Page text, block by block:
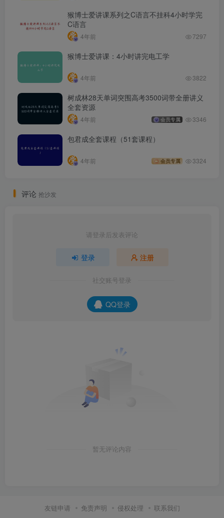
猴博士爱讲课系列之C语言不挂科4小时学完
C语言
4年前 7297
猴博士爱讲课：4小时讲完电工学
4年前 3822
树成林28天单词突围高考3500词带全册讲义
全套资源
4年前 会员专属 3346
包君成全套课程（51套课程）
4年前 会员专属 3324
评论 抢沙发
请登录后发表评论
登录 注册
社交账号登录
QQ登录
暂无评论内容
友链申请 免责声明 侵权处理 联系我们